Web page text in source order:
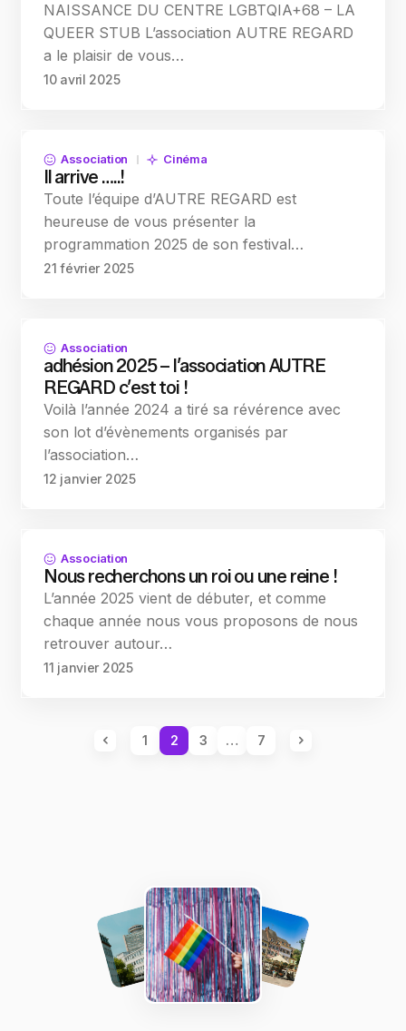
NAISSANCE DU CENTRE LGBTQIA+68 – LA
QUEER STUB L’association AUTRE REGARD
a le plaisir de vous…
10 avril 2025
Association Cinéma
Il arrive …..!
Toute l’équipe d’AUTRE REGARD est
heureuse de vous présenter la
programmation 2025 de son festival…
21 février 2025
Association
adhésion 2025 – l’association AUTRE
REGARD c’est toi !
Voilà l’année 2024 a tiré sa révérence avec
son lot d’évènements organisés par
l’association…
12 janvier 2025
Association
Nous recherchons un roi ou une reine !
L’année 2025 vient de débuter, et comme
chaque année nous vous proposons de nous
retrouver autour…
11 janvier 2025
1 2 3 … 7